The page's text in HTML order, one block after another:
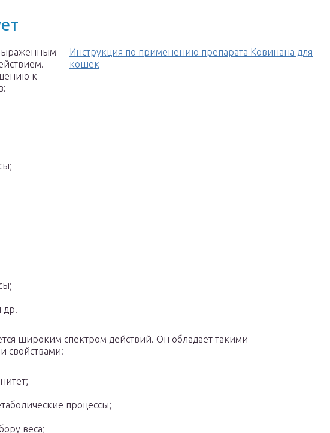
Инструкция по применению препарата Ковинана для
кошек
к
др.
широким спектром действий. Он обладает такими
свойствами:
процессы;
веса;